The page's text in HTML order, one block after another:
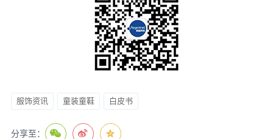
服饰资讯 童装童鞋 白皮书
分享至：